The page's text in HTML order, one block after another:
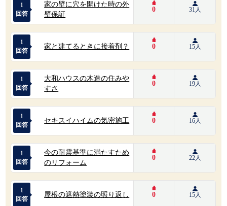
1
回答
家の壁に穴を開けた時の外
壁保証
0 31人
1
回答
家と建てるときに接着剤？ 0 15人
1
回答
大和ハウスの木造の住みや
すさ
0 19人
1
回答
セキスイハイムの気密施工 0 16人
1
回答
今の耐震基準に満たすため
のリフォーム
0 22人
1
回答
屋根の遮熱塗装の照り返し 0 15人